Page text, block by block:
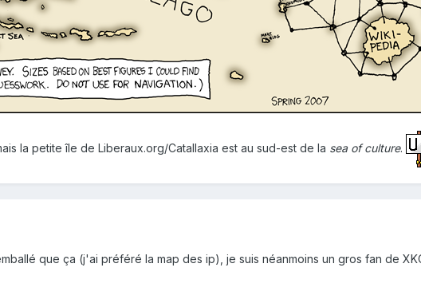
la petite île de Liberaux.org/Catallaxia est au sud-est de la sea of culture.
que ça (j'ai préféré la map des ip), je suis néanmoins un gros fan de